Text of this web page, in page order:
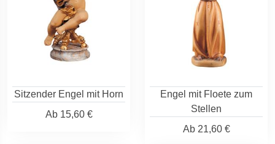
Sitzender Engel mit Horn
Ab15,60 €
Engel mit Floete zum
Stellen
Ab21,60 €